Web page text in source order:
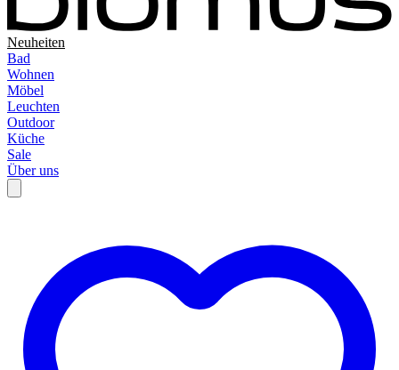
Neuheiten
Bad
Wohnen
Möbel
Leuchten
Outdoor
Küche
Sale
Über uns